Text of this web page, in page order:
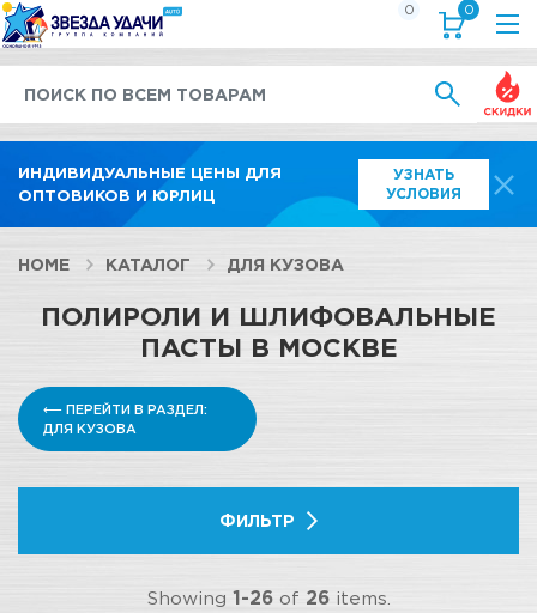
ИНДИВИДУАЛЬНЫЕ ЦЕНЫ ДЛЯ
ОПТОВИКОВ И ЮРЛИЦ
УЗНАТЬ
УСЛОВИЯ
0 0
HOME КАТАЛОГ ДЛЯ КУЗОВА
ПОЛИРОЛИ И ШЛИФОВАЛЬНЫЕ
ПАСТЫ В МОСКВЕ
⟵ ПЕРЕЙТИ В РАЗДЕЛ:
ДЛЯ КУЗОВА
ФИЛЬТР
Showing 1-26of 26items.